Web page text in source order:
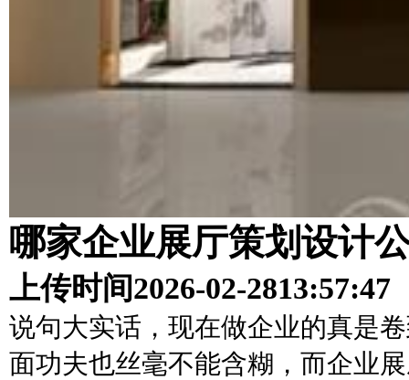
哪家企业展厅策划设计
上传时间2026-02-2813:57:47
说句大实话，现在做企业的真是
面功夫也丝毫不能含糊，而企业